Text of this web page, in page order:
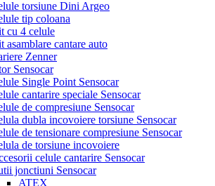
torsiune Dini Argeo
tip coloana
cu 4 celule
asamblare cantare auto
Zenner
Sensocar
Single Point Sensocar
cantarire speciale Sensocar
de compresiune Sensocar
dubla incovoiere torsiune Sensocar
de tensionare compresiune Sensocar
de torsiune incovoiere
celule cantarire Sensocar
jonctiuni Sensocar
ATEX